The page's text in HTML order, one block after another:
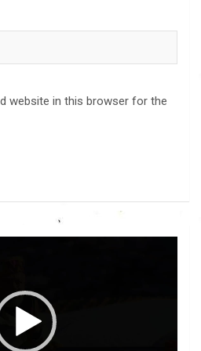
website in this browser for the